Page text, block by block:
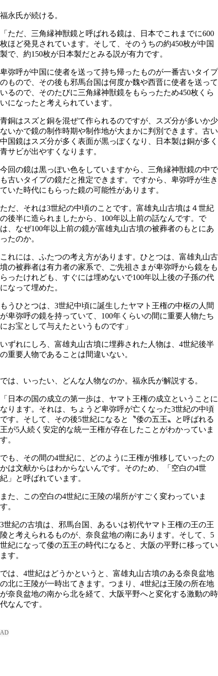
福永氏が続ける。
「ただ、三角縁神獣鏡と呼ばれる鏡は、日本でこれまでに600
枚ほど発見されています。そして、そのうちの約450枚が中国
製で、約150枚が日本製だとみる説が有力です。
卑弥呼が中国に使者を送って持ち帰ったものが一番古いタイプ
のもので、その後も邪馬台国は何度か魏や西晋に使者を送って
いるので、そのたびに三角縁神獣鏡をもらったため450枚くら
いになったと考えられています。
青銅はスズと銅を混ぜて作られるのですが、スズ分が多いか少
ないかで鏡の制作時期や制作地が大まかに判別できます。古い
中国鏡はスズ分が多く表面が黒っぽくなり、日本製は銅が多く
青サビが出やすくなります。
今回の鏡は黒っぽい色をしていますから、三角縁神獣鏡の中で
も古いタイプの鏡だと推定できます。ですから、卑弥呼が生き
ていた時代にもらった鏡の可能性があります。
ただ、それは3世紀の中頃のことです。富雄丸山古墳は４世紀
の後半に造られましたから、100年以上前の話なんです。で
は、なぜ100年以上前の鏡が富雄丸山古墳の被葬者のもとにあ
ったのか。
これには、ふたつの考え方があります。ひとつは、富雄丸山古
墳の被葬者は有力者の家系で、ご先祖さまが卑弥呼から鏡をも
らったけれども、すぐには埋めないで100年以上後の子孫の代
になって埋めた。
もうひとつは、3世紀中頃に誕生したヤマト王権の中枢の人間
が卑弥呼の鏡を持っていて、100年くらいの間に重要人物たち
にお宝として与えたというものです」
いずれにしろ、富雄丸山古墳に埋葬された人物は、4世紀後半
の重要人物であることは間違いない。
では、いったい、どんな人物なのか。福永氏が解説する。
「日本の国の成立の第一歩は、ヤマト王権の成立ということに
なります。それは、ちょうど卑弥呼が亡くなった3世紀の中頃
です。そして、その後5世紀になると〝倭の五王〟と呼ばれる
王が5人続く安定的な統一王権が存在したことがわかっていま
す。
でも、その間の4世紀に、どのように王権が推移していったの
かは文献からはわからないんです。そのため、「空白の4世
紀」と呼ばれています。
また、この空白の4世紀に王陵の場所がすごく変わっていま
す。
3世紀の古墳は、邪馬台国、あるいは初代ヤマト王権の王の王
陵と考えられるものが、奈良盆地の南にあります。そして、5
世紀になって倭の五王の時代になると、大阪の平野に移ってい
ます。
では、4世紀はどうかというと、富雄丸山古墳のある奈良盆地
の北に王陵が一時出てきます。つまり、4世紀は王陵の所在地
が奈良盆地の南から北を経て、大阪平野へと変化する激動の時
代なんです。